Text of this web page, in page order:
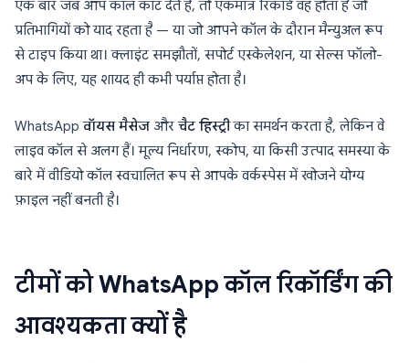
एक बार जब आप कॉल काट देते हैं, तो एकमात्र रिकॉर्ड वह होता है जो
प्रतिभागियों को याद रहता है — या जो आपने कॉल के दौरान मैन्युअल रूप
से टाइप किया था। क्लाइंट समझौतों, सपोर्ट एस्केलेशन, या सेल्स फॉलो-
अप के लिए, यह शायद ही कभी पर्याप्त होता है।
WhatsAppवॉयस मैसेजऔरचैट हिस्ट्रीका समर्थन करता है, लेकिन वे
लाइव कॉल से अलग हैं। मूल्य निर्धारण, स्कोप, या किसी उत्पाद समस्या के
बारे में वीडियो कॉल स्वचालित रूप से आपके वर्कस्पेस में खोजने योग्य
फ़ाइल नहीं बनती है।
टीमों को WhatsApp कॉल रिकॉर्डिंग की
आवश्यकता क्यों है